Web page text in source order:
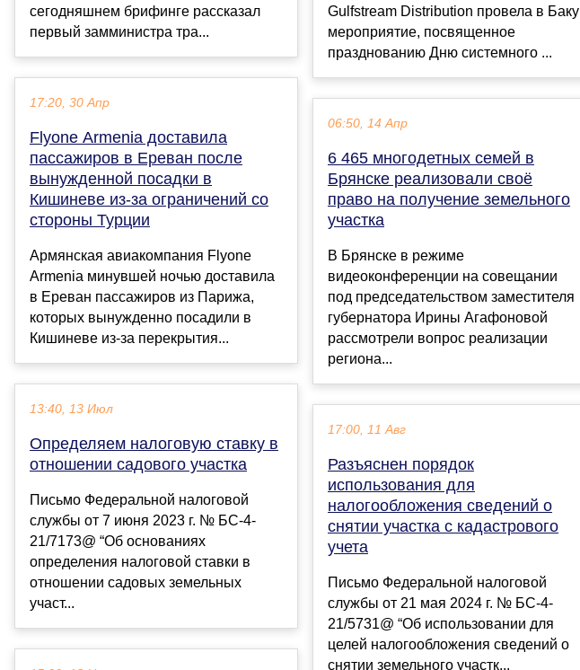
сегодняшнем брифинге рассказал
первый замминистра тра...
17:20, 30 Апр
Flyone Armenia доставила
пассажиров в Ереван после
вынужденной посадки в
Кишиневе из-за ограничений со
стороны Турции
Армянская авиакомпания Flyone
Armenia минувшей ночью доставила
в Ереван пассажиров из Парижа,
которых вынужденно посадили в
Кишиневе из-за перекрытия...
13:40, 13 Июл
Определяем налоговую ставку в
отношении садового участка
Письмо Федеральной налоговой
службы от 7 июня 2023 г. № БС-4-
21/7173@ “Об основаниях
определения налоговой ставки в
отношении садовых земельных
участ...
Gulfstream Distribution провела в Баку
мероприятие, посвященное
празднованию Дню системного ...
06:50, 14 Апр
6 465 многодетных семей в
Брянске реализовали своё
право на получение земельного
участка
В Брянске в режиме
видеоконференции на совещании
под председательством заместителя
губернатора Ирины Агафоновой
рассмотрели вопрос реализации
региона...
17:00, 11 Авг
Разъяснен порядок
использования для
налогообложения сведений о
снятии участка с кадастрового
учета
Письмо Федеральной налоговой
службы от 21 мая 2024 г. № БС-4-
21/5731@ “Об использовании для
целей налогообложения сведений о
снятии земельного участк...